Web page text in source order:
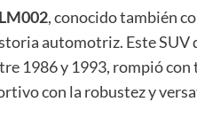
, conocido también
automotriz. Este
1986 y 1993, rompió con
con la robustez y